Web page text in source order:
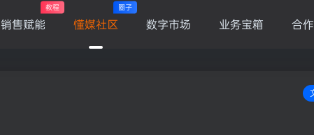
销售赋能
教程
懂媒社区
圈子
数字市场 业务宝箱 合作